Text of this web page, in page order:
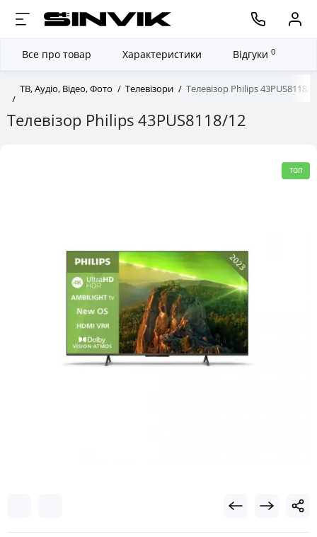
ТВ, Аудіо, Відео, Фото Телевізори Телевізор Philips 43PUS8118/
Телевізор Philips 43PUS8118/12
Все про товар Характеристики Відгуки 0
ТОП